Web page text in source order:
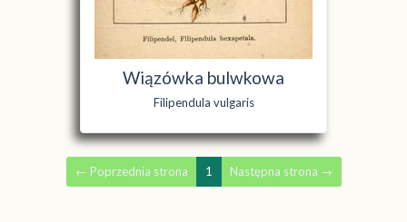
Wiązówka bulwkowa
Filipendula vulgaris
← Poprzednia strona 1 Następna strona →